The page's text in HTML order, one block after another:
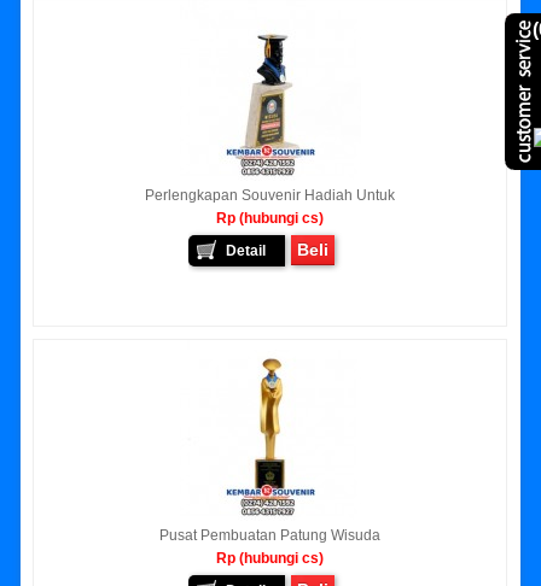
Perlengkapan Souvenir Hadiah Untuk
Rp (hubungi cs)
Detail
Beli
Pusat Pembuatan Patung Wisuda
Rp (hubungi cs)